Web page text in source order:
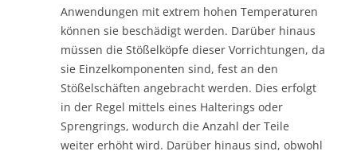
Anwendungen mit extrem hohen Temperaturen
können sie beschädigt werden. Darüber hinaus
müssen die Stößelköpfe dieser Vorrichtungen, da
sie Einzelkomponenten sind, fest an den
Stößelschäften angebracht werden. Dies erfolgt
in der Regel mittels eines Halterings oder
Sprengrings, wodurch die Anzahl der Teile
weiter erhöht wird. Darüber hinaus sind, obwohl